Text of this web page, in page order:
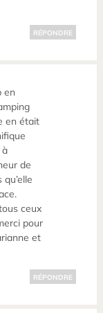
RÉPONDRE
en
en était
à
de
ceux
pour
et
RÉPONDRE